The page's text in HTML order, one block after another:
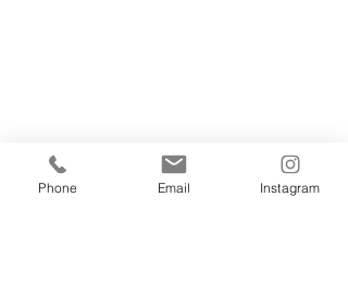
Phone Email Instagram